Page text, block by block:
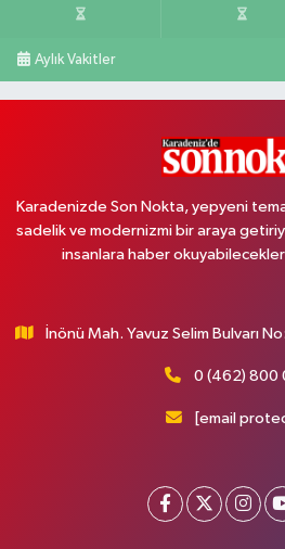
Aylık Vakitler
Karadenizde Son Nokta, yepyeni
sadelik ve modernizmi bir araya
insanlara haber
İnönü Mah. Yavuz Selim Bulvarı
0 (462) 800
[email